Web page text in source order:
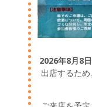
2026年8月8日
出店するた